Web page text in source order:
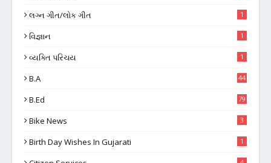
લગ્ન ગીત/લોક ગીત 1
વિજ્ઞાન 1
વ્યક્તિ પરિચય 1
B.A 44
B.Ed 79
Bike News 3
Birth Day Wishes In Gujarati 1